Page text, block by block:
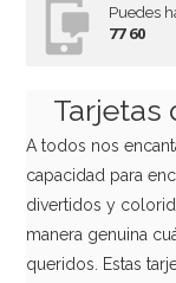
Puedes
77 60
Tarjetas
A todos nos
capacidad para
divertidos y
manera genuina
queridos. Estas